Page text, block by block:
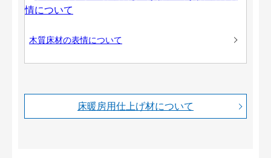
木質床材の表情について
床暖房用仕上げ材について